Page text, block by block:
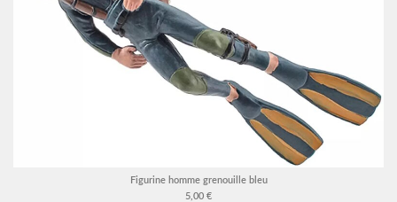
Figurine homme grenouille bleu
5,00 €